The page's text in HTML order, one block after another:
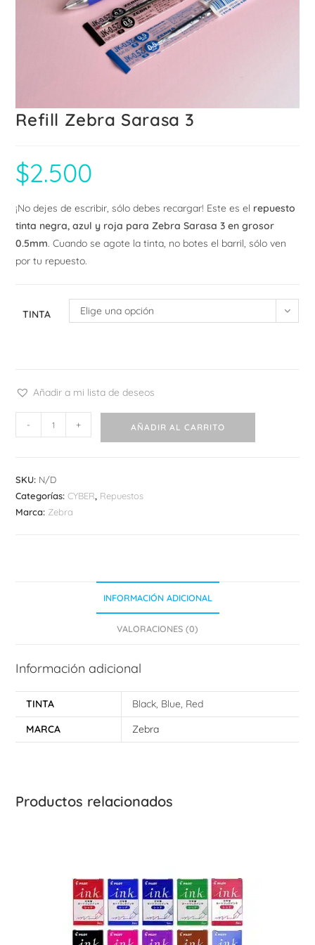
Refill Zebra Sarasa 3
$2.500
¡No dejes de escribir, sólo debes recargar! Este es el repuesto
tinta negra, azul y roja para Zebra Sarasa 3 en grosor
0.5mm. Cuando se agote la tinta, no botes el barril, sólo ven
por tu repuesto.
TINTA Elige una opción
Añadir a mi lista de deseos
Zebra
cantidad
- + AÑADIR AL CARRITO
SKU: N/D
Categorías:CYBER, Repuestos
Marca: Zebra
INFORMACIÓN ADICIONAL
VALORACIONES (0)
Información adicional
TINTA
Black, Blue, Red
MARCA
Zebra
Productos relacionados